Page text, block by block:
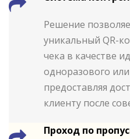
Решение
уникальный QR-
чека в качестве
одноразового
предоставляя
клиенту после
Проход по